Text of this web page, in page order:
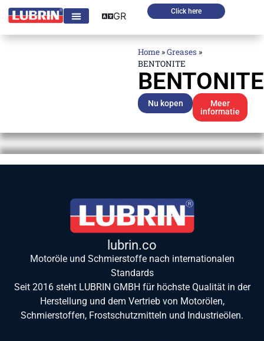
Click here
GR
Home »Greases »
BENTONITE
BENTONITE
Nu kopen
Meer
informatie
lubrin.co
Motoröle und Schmierstoffe nach internationalen
Standards
Seit 2016 steht LUBRIN GMBH für höchste Qualität in der
Herstellung und dem Vertrieb von Motorölen,
Schmierstoffen, Frostschutzmitteln und Industrieölen.